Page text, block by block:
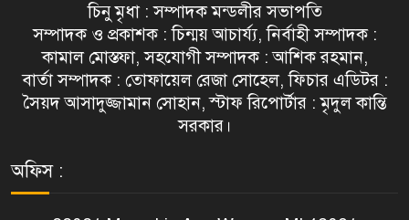
চিনু মৃধা : সম্পাদক মন্ডলীর সভাপতি
সম্পাদক ও প্রকাশক : চিন্ময় আচার্য্য, নির্বাহী সম্পাদক :
কামাল মোস্তফা, সহযোগী সম্পাদক : আশিক রহমান,
বার্তা সম্পাদক : তোফায়েল রেজা সোহেল, ফিচার এডিটর :
সৈয়দ আসাদুজ্জামান সোহান, স্টাফ রিপোর্টার : মৃদুল কান্তি
সরকার।
অফিস :